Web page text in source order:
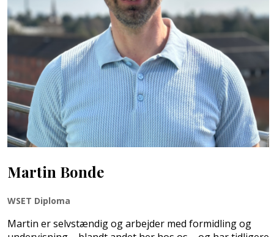
Martin Bonde
WSET Diploma
Martin er selvstændig og arbejder med formidling og